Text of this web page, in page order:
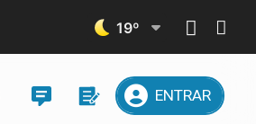
19º
ENTRAR